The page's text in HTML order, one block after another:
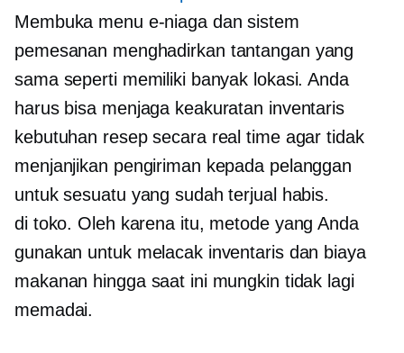
Membuka menu e-niaga dan sistem
pemesanan menghadirkan tantangan yang
sama seperti memiliki banyak lokasi. Anda
harus bisa menjaga keakuratan inventaris
kebutuhan resep secara real time agar tidak
menjanjikan pengiriman kepada pelanggan
untuk sesuatu yang sudah terjual habis.
di toko. Oleh karena itu, metode yang Anda
gunakan untuk melacak inventaris dan biaya
makanan hingga saat ini mungkin tidak lagi
memadai.